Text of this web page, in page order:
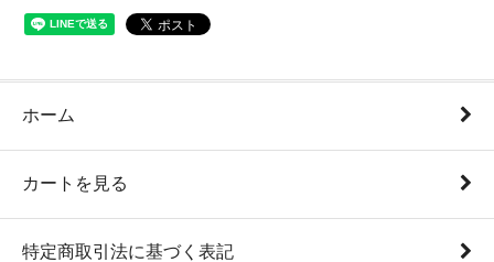
ホーム
カートを見る
特定商取引法に基づく表記